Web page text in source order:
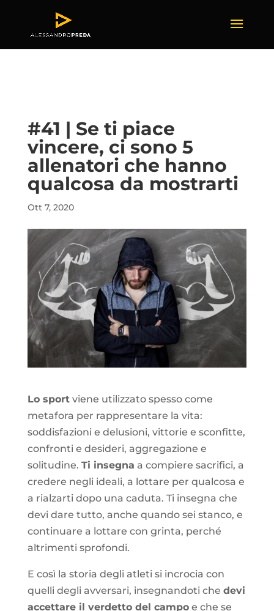
#41 | Se ti piace
vincere, ci sono 5
allenatori che hanno
qualcosa da mostrarti
Ott 7, 2020
Lo sportviene utilizzato spesso come
metafora per rappresentare la vita:
soddisfazioni e delusioni, vittorie e sconfitte,
confronti e desideri, aggregazione e
solitudine. Ti insegna a compiere sacrifici, a
credere negli ideali, a lottare per qualcosa e
a rialzarti dopo una caduta. Ti insegna che
devi dare tutto, anche quando sei stanco, e
continuare a lottare con grinta, perché
altrimenti sprofondi.
E così la storia degli atleti si incrocia con
quelli degli avversari, insegnandoti che devi
accettare il verdetto del campoe che se